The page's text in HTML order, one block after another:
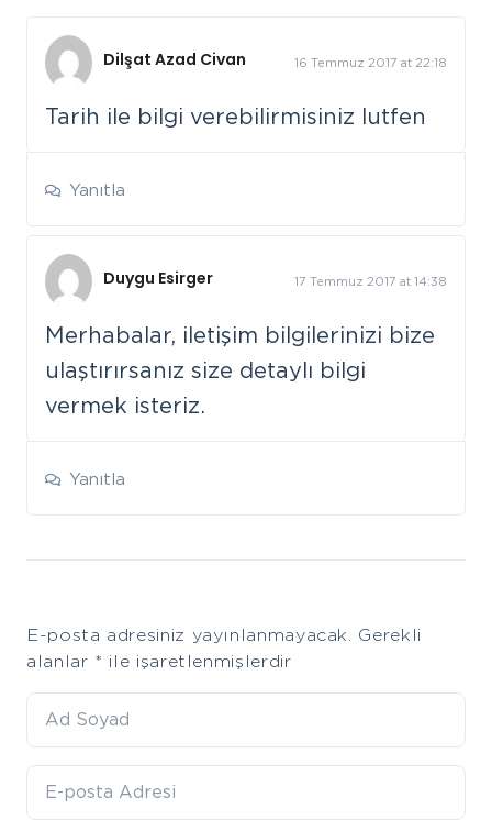
Dilşat Azad Civan 16 Temmuz 2017 at 22:18
Tarih ile bilgi verebilirmisiniz lutfen
Yanıtla
Duygu Esirger 17 Temmuz 2017 at 14:38
Merhabalar, iletişim bilgilerinizi bize
ulaştırırsanız size detaylı bilgi
vermek isteriz.
Yanıtla
a
comment
E-posta adresiniz yayınlanmayacak.
Gerekli
alanlar * ile işaretlenmişlerdir